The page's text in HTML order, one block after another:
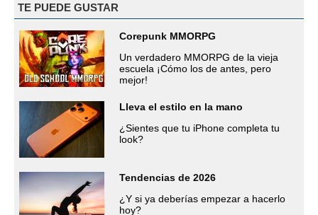
TE PUEDE GUSTAR
Corepunk MMORPG
Un verdadero MMORPG de la vieja
escuela ¡Cómo los de antes, pero
mejor!
Lleva el estilo en la mano
¿Sientes que tu iPhone completa tu
look?
Tendencias de 2026
¿Y si ya deberías empezar a hacerlo
hoy?